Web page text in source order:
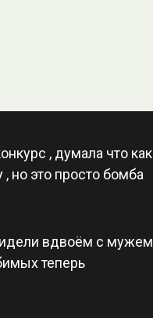
, думала что как
но это просто бомба
вдвоём с мужем
теперь